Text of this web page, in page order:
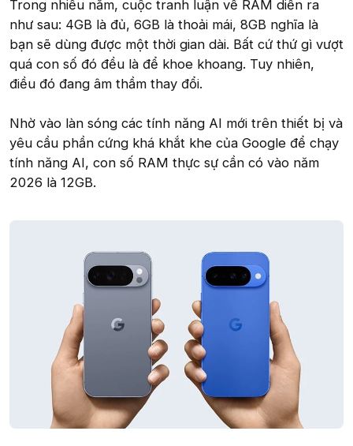
Trong nhiều năm, cuộc tranh luận về RAM diễn ra
như sau: 4GB là đủ, 6GB là thoải mái, 8GB nghĩa là
bạn sẽ dùng được một thời gian dài. Bất cứ thứ gì vượt
quá con số đó đều là để khoe khoang. Tuy nhiên,
điều đó đang âm thầm thay đổi.
Nhờ vào làn sóng các tính năng AI mới trên thiết bị và
yêu cầu phần cứng khá khắt khe của Google để chạy
tính năng AI, con số RAM thực sự cần có vào năm
2026 là 12GB.